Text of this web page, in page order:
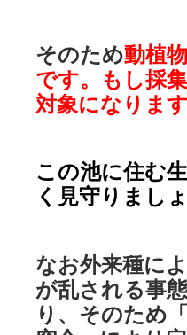
そのため動植
です。もし採
対象になります
この池に住む
く見守りまし
なお外来種に
が乱される事
り、そのため